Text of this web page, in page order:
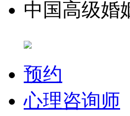
中国高级婚
预约
心理咨询师